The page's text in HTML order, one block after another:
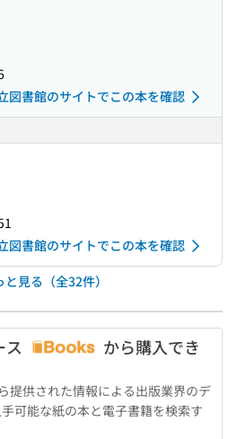
図書館のサイトでこの本を確認
図書館のサイトでこの本を確認
と見る（全32件）
ス
から購入でき
提供された情報による出版業界のデ
可能な紙の本と電子書籍を検索す